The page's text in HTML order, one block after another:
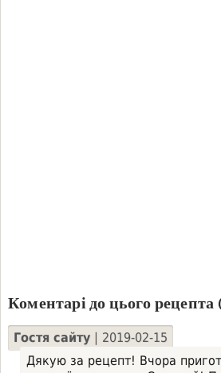
Коментарі до цього рецепта
Гостя сайту| 2019-02-15
Дякую за рецепт! Вчора